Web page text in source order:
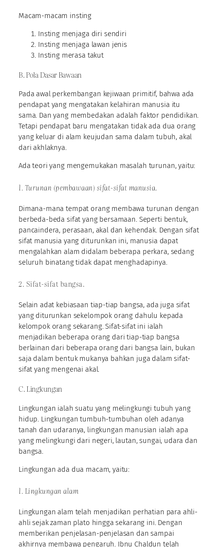
Macam-macam insting
Insting menjaga diri sendiri
Insting menjaga lawan jenis
Insting merasa takut
B. Pola Dasar Bawaan
Pada awal perkembangan kejiwaan primitif, bahwa ada
pendapat yang mengatakan kelahiran manusia itu
sama. Dan yang membedakan adalah faktor pendidikan.
Tetapi pendapat baru mengatakan tidak ada dua orang
yang keluar di alam keujudan sama dalam tubuh, akal
dari akhlaknya.
Ada teori yang mengemukakan masalah turunan, yaitu:
1. Turunan (pembawaan) sifat-sifat manusia.
Dimana-mana tempat orang membawa turunan dengan
berbeda-beda sifat yang bersamaan. Seperti bentuk,
pancaindera, perasaan, akal dan kehendak. Dengan sifat
sifat manusia yang diturunkan ini, manusia dapat
mengalahkan alam didalam beberapa perkara, sedang
seluruh binatang tidak dapat menghadapinya.
2. Sifat-sifat bangsa.
Selain adat kebiasaan tiap-tiap bangsa, ada juga sifat
yang diturunkan sekelompok orang dahulu kepada
kelompok orang sekarang. Sifat-sifat ini ialah
menjadikan beberapa orang dari tiap-tiap bangsa
berlainan dari beberapa orang dari bangsa lain, bukan
saja dalam bentuk mukanya bahkan juga dalam sifat-
sifat yang mengenai akal.
C. Lingkungan
Lingkungan ialah suatu yang melingkungi tubuh yang
hidup. Lingkungan tumbuh-tumbuhan oleh adanya
tanah dan udaranya, lingkungan manusian ialah apa
yang melingkungi dari negeri, lautan, sungai, udara dan
bangsa.
Lingkungan ada dua macam, yaitu:
1. Lingkungan alam
Lingkungan alam telah menjadikan perhatian para ahli-
ahli sejak zaman plato hingga sekarang ini. Dengan
memberikan penjelasan-penjelasan dan sampai
akhirnya membawa pengaruh. Ibnu Chaldun telah